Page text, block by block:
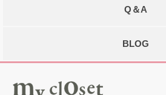
Q＆A
BLOG